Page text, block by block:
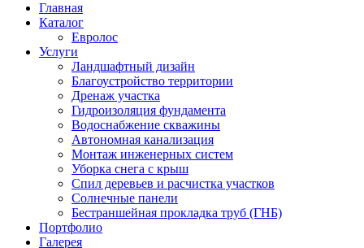
Главная
Каталог
Евролос
Услуги
Ландшафтный дизайн
Благоустройство территории
Дренаж участка
Гидроизоляция фундамента
Водоснабжение скважины
Автономная канализация
Монтаж инженерных систем
Уборка снега с крыш
Спил деревьев и расчистка участков
Солнечные панели
Бестраншейная прокладка труб (ГНБ)
Портфолио
Галерея